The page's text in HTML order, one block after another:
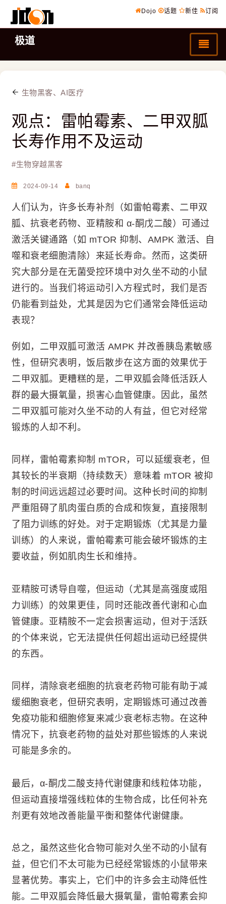
Dojo 话题 新佳 订阅
极道
生物黑客、AI医疗
观点：雷帕霉素、二甲双胍
长寿作用不及运动
#生物穿越黑客
2024-09-14 banq
人们认为，许多长寿补剂（如雷帕霉素、二甲双
胍、抗衰老药物、亚精胺和 α-酮戊二酸）可通过
激活关键通路（如 mTOR 抑制、AMPK 激活、自
噬和衰老细胞清除）来延长寿命。然而，这类研
究大部分是在无菌受控环境中对久坐不动的小鼠
进行的。当我们将运动引入方程式时，我们是否
仍能看到益处，尤其是因为它们通常会降低运动
表现？
例如，二甲双胍可激活 AMPK 并改善胰岛素敏感
性，但研究表明，饭后散步在这方面的效果优于
二甲双胍。更糟糕的是，二甲双胍会降低活跃人
群的最大摄氧量，损害心血管健康。因此，虽然
二甲双胍可能对久坐不动的人有益，但它对经常
锻炼的人却不利。
同样，雷帕霉素抑制 mTOR，可以延缓衰老，但
其较长的半衰期（持续数天）意味着 mTOR 被抑
制的时间远远超过必要时间。这种长时间的抑制
严重阻碍了肌肉蛋白质的合成和恢复，直接限制
了阻力训练的好处。对于定期锻炼（尤其是力量
训练）的人来说，雷帕霉素可能会破坏锻炼的主
要收益，例如肌肉生长和维持。
亚精胺可诱导自噬，但运动（尤其是高强度或阻
力训练）的效果更佳，同时还能改善代谢和心血
管健康。亚精胺不一定会损害运动，但对于活跃
的个体来说，它无法提供任何超出运动已经提供
的东西。
同样，清除衰老细胞的抗衰老药物可能有助于减
缓细胞衰老，但研究表明，定期锻炼可通过改善
免疫功能和细胞修复来减少衰老标志物。在这种
情况下，抗衰老药物的益处对那些锻炼的人来说
可能是多余的。
最后，α-酮戊二酸支持代谢健康和线粒体功能，
但运动直接增强线粒体的生物合成，比任何补充
剂更有效地改善能量平衡和整体代谢健康。
总之，虽然这些化合物可能对久坐不动的小鼠有
益，但它们不太可能为已经经常锻炼的小鼠带来
显著优势。事实上，它们中的许多会主动降低性
能。二甲双胍会降低最大摄氧量，雷帕霉素会抑